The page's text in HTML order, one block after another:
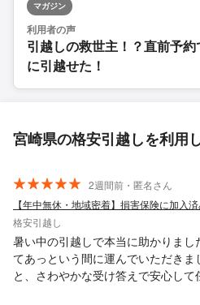
マガジン
利用者の声
引越しの救世主！？直前予
に引越せた！
宮崎県の格安引越しを利用
2週間前・匿名さん
【年中無休・地域密着】損害保険に加入
格安引越し
暑い中の引越しで本当に助かりま
てあっという間に運んでいただき
と、さわやかな受け答えで安心し